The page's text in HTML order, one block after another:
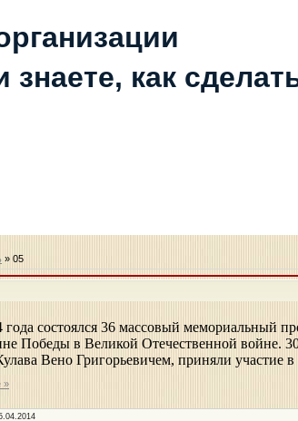
как
» 05
года состоялся 36массовый мемориальный
Победы в Великой Отечественной войне.
Вено Григорьевичем, приняли участие в
»